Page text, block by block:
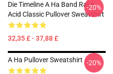
Die Timeline A Ha Band Rave
Acid Classic Pullover Sweatshirt
32,35 £ - 37,88 £
-20%
A Ha Pullover Sweatshirt -20%